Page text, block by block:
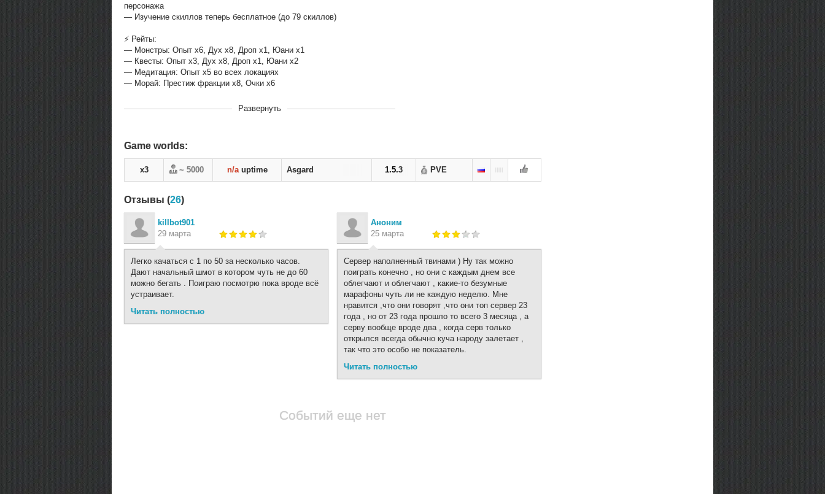
персонажа
— Изучение скиллов теперь бесплатное (до 79 скиллов)
⚡️ Рейты:
— Монстры: Опыт x6, Дух x8, Дроп x1, Юани x1
— Квесты: Опыт x3, Дух x8, Дроп x1, Юани x2
— Медитация: Опыт x5 во всех локациях
— Морай: Престиж фракции x8, Очки x6
30-11-2024, 16:12
Развернуть
Game worlds:
x3 ~ 5000 n/auptime Asgard 1.5.3 PVE
Отзывы (26)
killbot901
29 марта
Легко качаться с 1 по 50 за несколько часов.
Дают начальный шмот в котором чуть не до 60
можно бегать . Поиграю посмотрю пока вроде всё
устраивает.
Читать полностью
Аноним
25 марта
Сервер наполненный твинами ) Ну так можно
поиграть конечно , но они с каждым днем все
облегчают и облегчают , какие-то безумные
марафоны чуть ли не каждую неделю. Мне
нравится ,что они говорят ,что они топ сервер 23
года , но от 23 года прошло то всего 3 месяца , а
серву вообще вроде два , когда серв только
открылся всегда обычно куча народу залетает ,
так что это особо не показатель.
Читать полностью
Событий еще нет